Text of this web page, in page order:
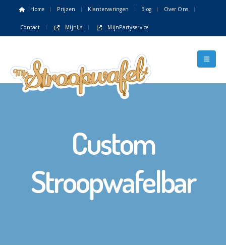
Home Prijzen Klantervaringen Blog Over Ons
Contact MijnIJs MijnPartyservice
Custom
Stroopwafelbar